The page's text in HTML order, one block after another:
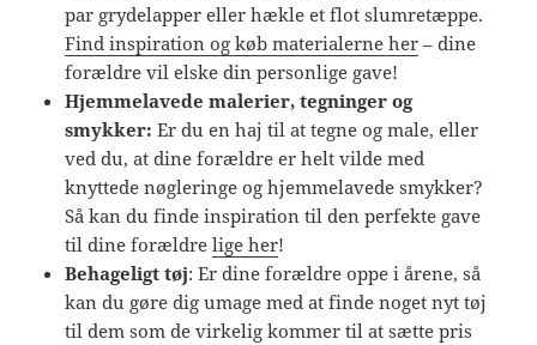
par grydelapper eller hækle et flot slumretæppe.
Find inspiration og køb materialerne her – dine
forældre vil elske din personlige gave!
Hjemmelavede malerier, tegninger og
smykker: Er du en haj til at tegne og male, eller
ved du, at dine forældre er helt vilde med
knyttede nøgleringe og hjemmelavede smykker?
Så kan du finde inspiration til den perfekte gave
til dine forældrelige her!
Behageligt tøj: Er dine forældre oppe i årene, så
kan du gøre dig umage med at finde noget nyt tøj
til dem som de virkelig kommer til at sætte pris